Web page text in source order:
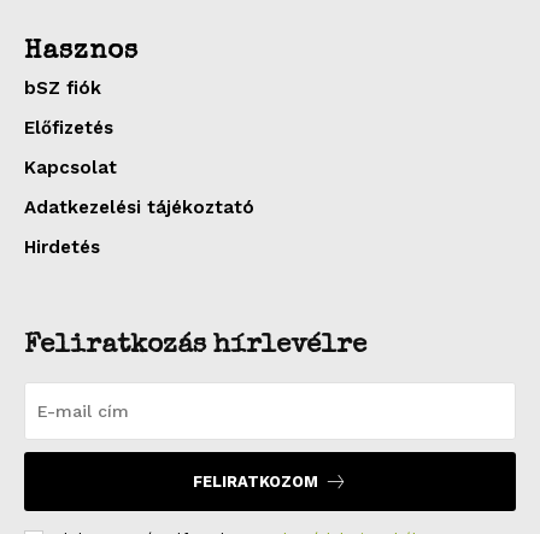
Hasznos
bSZ fiók
Előfizetés
Kapcsolat
Adatkezelési tájékoztató
Hirdetés
Feliratkozás hírlevélre
FELIRATKOZOM